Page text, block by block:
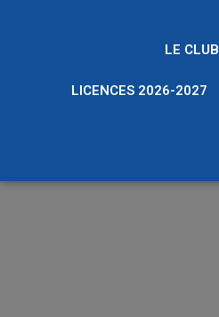
LE CLUB
LICENCES 2026-2027